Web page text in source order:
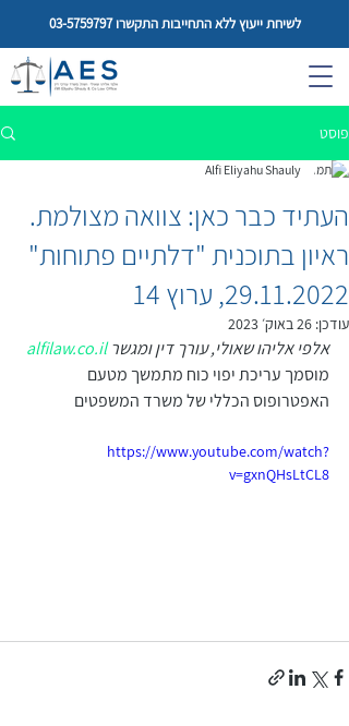
לשיחת ייעוץ ללא התחייבות התקשרו03-5759797
פוסט
העתיד כבר כאן: צוואה מצולמת.
ראיון בתוכנית "דלתיים פתוחות"
29.11.2022, ערוץ 14
Alfi Eliyahu Shauly
עודכן: 26 באוק׳ 2023
אלפי אליהו שאולי, עורך דין ומגשר alfilaw.co.il
מוסמך עריכת יפוי כוח מתמשך מטעם
האפטרופוס הכללי של משרד המשפטים
https://www.youtube.com/watch?
v=gxnQHsLtCL8